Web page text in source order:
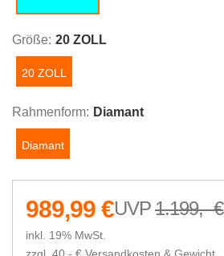
Größe: 20 ZOLL
20 ZOLL
Rahmenform: Diamant
Diamant
1.199,- €
989,99 €
inkl. 19% MwSt.